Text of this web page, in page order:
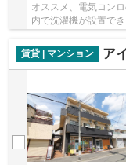
オススメ、電気コン
内で洗濯機が設置で
な室内と魅力的な環
賃貸 | マンション
ア